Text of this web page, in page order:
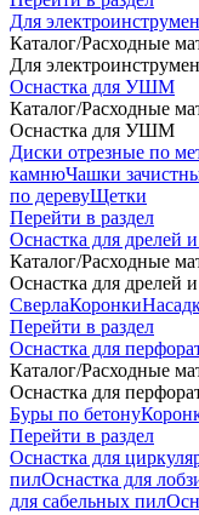
Для
Каталог/Расходные
Для
Оснастка для УШМ
Каталог/Расходные
Оснастка для УШМ
Диски отрезные по
камнюЧашки
по деревуЩетки
Перейти в раздел
Оснастка для дрелей
Каталог/Расходные
Оснастка для дрелей
СверлаКоронки
Перейти в раздел
Оснастка для
Каталог/Расходные
Оснастка для
Буры по бетону
Перейти в раздел
Оснастка для
пилОснастка для
для сабельных пил